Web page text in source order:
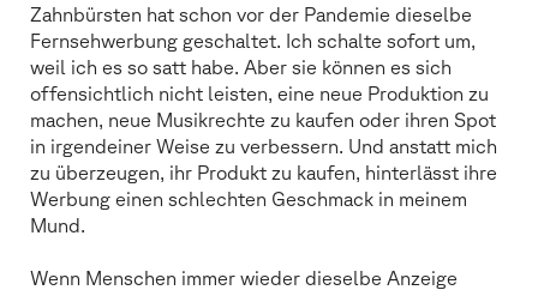
Zahnbürsten hat schon vor der Pandemie dieselbe
Fernsehwerbung geschaltet. Ich schalte sofort um,
weil ich es so satt habe. Aber sie können es sich
offensichtlich nicht leisten, eine neue Produktion zu
machen, neue Musikrechte zu kaufen oder ihren Spot
in irgendeiner Weise zu verbessern. Und anstatt mich
zu überzeugen, ihr Produkt zu kaufen, hinterlässt ihre
Werbung einen schlechten Geschmack in meinem
Mund.
Wenn Menschen immer wieder dieselbe Anzeige